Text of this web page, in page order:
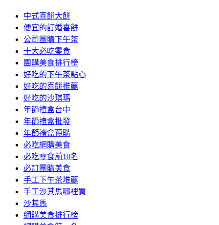
中式喜餅大餅
便宜的訂婚喜餅
公司團購下午茶
十大必吃零食
團購美食排行榜
好吃的下午茶點心
好吃的喜餅推薦
好吃的沙琪瑪
年節禮盒台中
年節禮盒批發
年節禮盒預購
必吃網購美食
必吃零食前10名
必訂團購美食
手工下午茶堆薦
手工沙其馬哪裡買
沙其馬
網購美食排行榜